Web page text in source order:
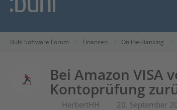
Buhl Software Forum Finanzen Online-Banking
Bei Amazon
Kontoprüfung
HerbertHH 20. September